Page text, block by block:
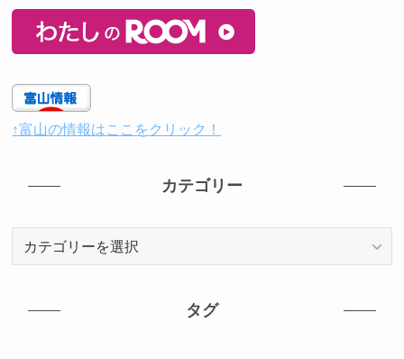
↑富山の情報はここをクリック！
カテゴリー
タグ